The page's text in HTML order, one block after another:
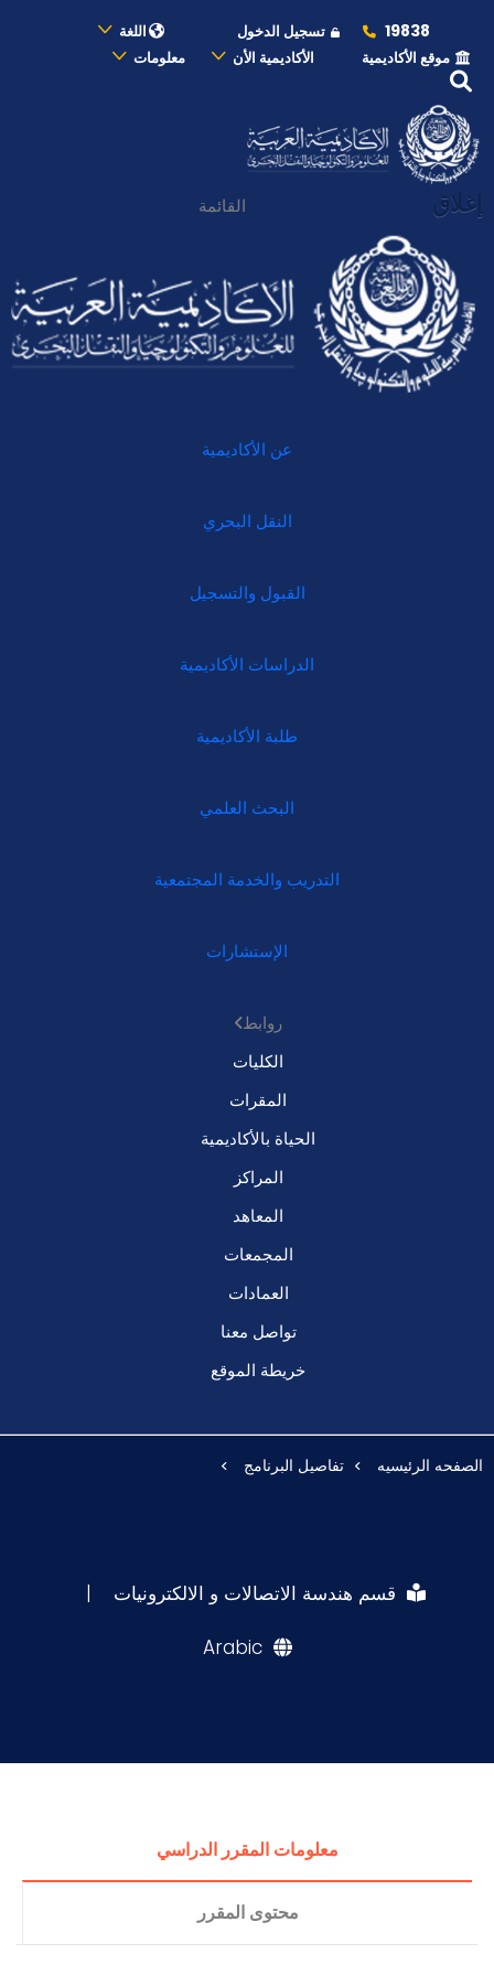
19838 تسجيل الدخول
اللغة
موقع الأكاديمية
الأكاديمية الأن معلومات
إغلاق القائمة
عن الأكاديمية
النقل البحري
القبول والتسجيل
الدراسات الأكاديمية
طلبة الأكاديمية
البحث العلمي
التدريب والخدمة المجتمعية
الإستشارات
روابط
الكليات
المقرات
الحياة بالأكاديمية
المراكز
المعاهد
المجمعات
العمادات
تواصل معنا
خريطة الموقع
الصفحه الرئيسيه تفاصيل البرنامج
قسم هندسة الاتصالات و الالكترونيات |
Arabic
معلومات المقرر الدراسي
محتوى المقرر